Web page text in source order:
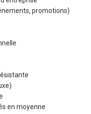
promotions)
en moyenne